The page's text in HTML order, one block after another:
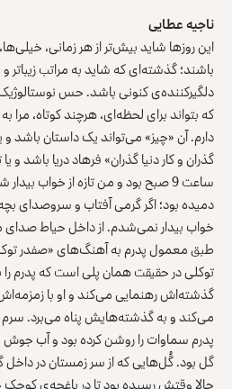
ناجیه عطایی
این روزها شاید بیش‌تر از هر زمانی،
باشند؛ گذشته‌ای که شاید به مراتب زیباتر
دلگیرکننده‌ی کنونی باشد. حس
که بتواند برای لحظه‌ای، هرچند کوتاه، مرا
دارم. آن «چیز» می‌تواند یک داستان باشد
گذران و کار دنیا گذران» فرهاد دریا باشد و
ساعت 9 صبح بود و من تازه از خواب
دمیده بود؛ اگر گرمی آفتاب و سروصدای
خواب بیدار نمی‌شدم. از داخل حیاط
طبق معمول پدرم به آهنگ‌های «صفدر
توکلی در حقیقت همان پلی است که پدرم
گذشته‌اش رهنمایی می‌کند و او با
می‌کند و به گذشته‌هایش پناه می‌برد. سرم را
پدرم سماوات را روشن کرده بود و آب
گل بود. گُل‌هایی که از سر زمستان در داخل